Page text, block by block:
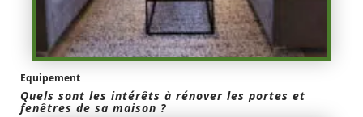
Equipement
Quels sont les intérêts à rénover les portes et
fenêtres de sa maison ?